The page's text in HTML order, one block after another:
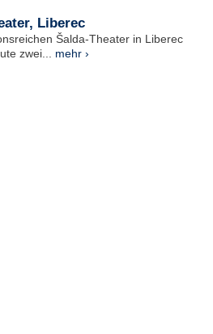
Liberec
Šalda-Theater in Liberec
zwei... mehr ›